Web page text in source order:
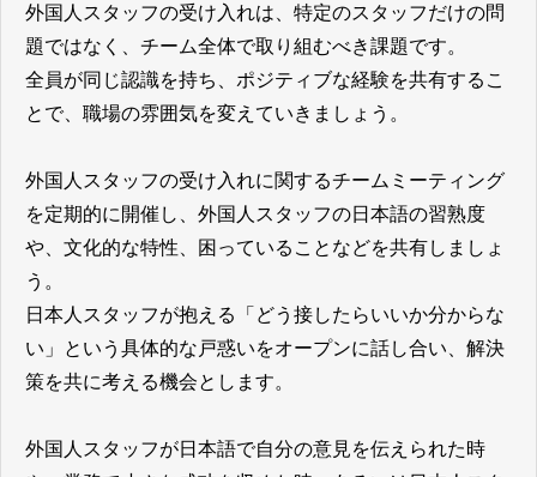
外国人スタッフの受け入れは、特定のスタッフだけの問
題ではなく、チーム全体で取り組むべき課題です。
全員が同じ認識を持ち、ポジティブな経験を共有するこ
とで、職場の雰囲気を変えていきましょう。
外国人スタッフの受け入れに関するチームミーティング
を定期的に開催し、外国人スタッフの日本語の習熟度
や、文化的な特性、困っていることなどを共有しましょ
う。
日本人スタッフが抱える「どう接したらいいか分からな
い」という具体的な戸惑いをオープンに話し合い、解決
策を共に考える機会とします。
外国人スタッフが日本語で自分の意見を伝えられた時